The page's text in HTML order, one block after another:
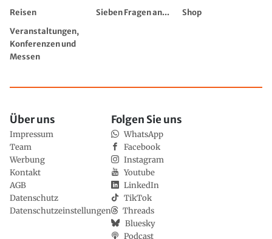
Reisen
Sieben Fragen an...
Shop
Veranstaltungen,
Konferenzen und
Messen
Über uns
Impressum
Team
Werbung
Kontakt
AGB
Datenschutz
Datenschutzeinstellungen
Folgen Sie uns
WhatsApp
Facebook
Instagram
Youtube
LinkedIn
TikTok
Threads
Bluesky
Podcast